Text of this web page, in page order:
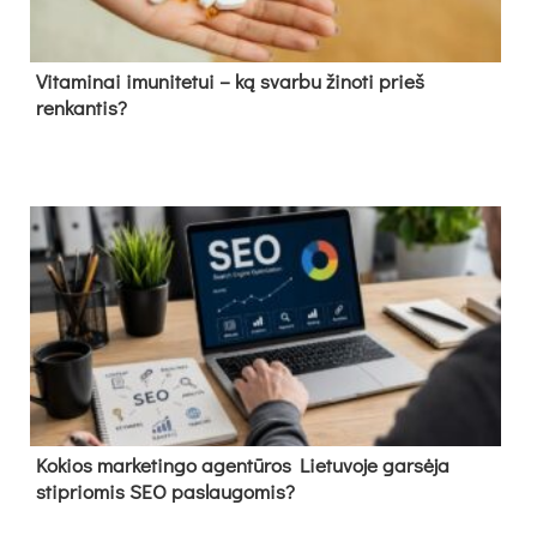
Vitaminai imunitetui – ką svarbu žinoti prieš
renkantis?
Kokios marketingo agentūros Lietuvoje garsėja
stipriomis SEO paslaugomis?